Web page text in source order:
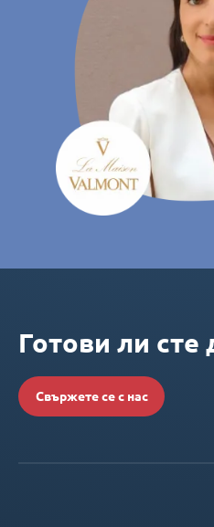
Готови ли сте
Свържете се с нас